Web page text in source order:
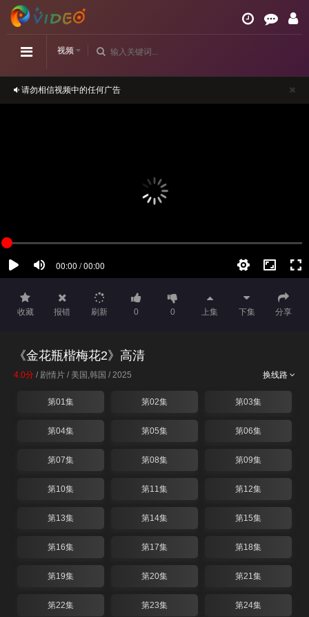
视频
请勿相信视频中的任何广告
收藏 报错 刷新 0 0 上集 下集 分享
《金花瓶楷梅花2》高清
换线路
4.0分 / 剧情片 / 美国,韩国 / 2025
第01集 第02集 第03集
第04集 第05集 第06集
第07集 第08集 第09集
第10集 第11集 第12集
第13集 第14集 第15集
第16集 第17集 第18集
第19集 第20集 第21集
第22集 第23集 第24集